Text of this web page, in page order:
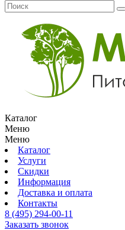
Каталог
Меню
Меню
Каталог
Услуги
Скидки
Информация
Доставка и оплата
Контакты
8 (495) 294-00-11
Заказать звонок